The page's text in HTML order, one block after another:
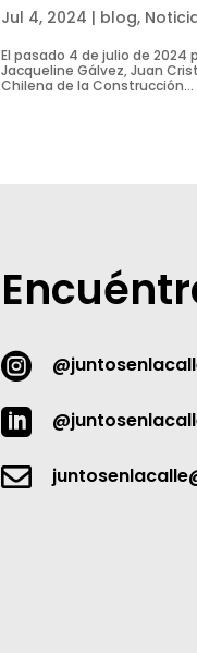
Jul 4, 2024 | blog,
El pasado 4 de julio de 2024
Jacqueline Gálvez, Juan
Chilena de la Construcción...


